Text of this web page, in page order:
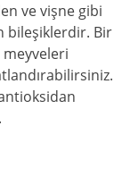
ve vişne gibi
bileşiklerdir. Bir
antioksidan